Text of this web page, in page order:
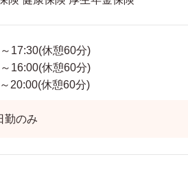
17:30(休憩60分)
16:00(休憩60分)
20:00(休憩60分)
のみ